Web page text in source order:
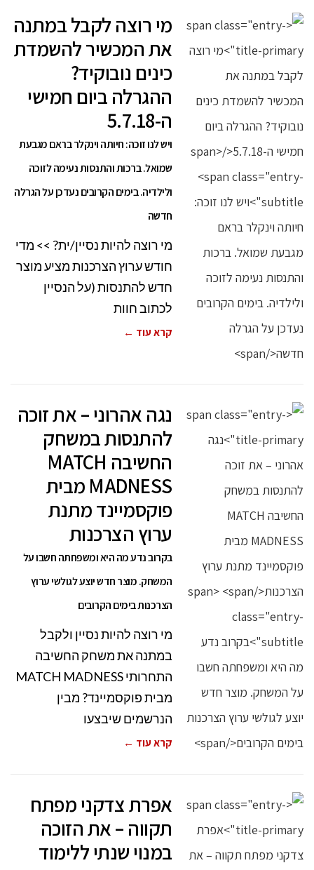
מי רוצה לקבל במתנה
את המכשיר להשמדת
כינים נובוקיד?
ההגרלה ביום חמישי
ה-5.7.18
ויש לנו זוכה: חיותה וינקלר בראם מגבעת
שמואל. ברכות והתנסות נעימה לזוכה
ולילדיה. בימים הקרובים נעדכן על הגרלה
חדשה
מי רוצה להיות נסיין/ית? >> מדי
חודש ערוץ הצרכנות מציע מוצר
חדש להתנסות (על הנסיין
לכתוב חוות
קרא עוד ←
נגה אהרוני – את זוכה
להתנסות במשחק
החשיבה MATCH
MADNESS מבית
פוקסמיינד מתנת
ערוץ הצרכנות
בקרוב נדע מה היא ומשפחתה חשבו על
המשחק. מוצר חדש יוצע לגולשי ערוץ
הצרכנות בימים הקרובים
מי רוצה להיות נסיין ולקבל
במתנה את משחק החשיבה
התחרותי MATCH MADNESS
מבית פוקסמיינד? מבין
הנרשמים שיבצעו
קרא עוד ←
אפרת צדקני מפתח
תקווה – את הזוכה
במנוי שנתי ללימוד